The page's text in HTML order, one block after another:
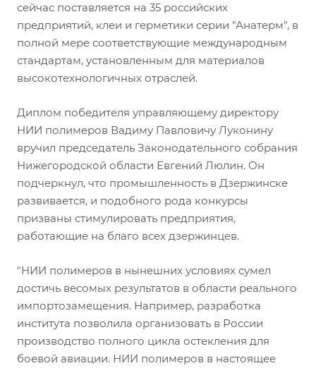
сейчас поставляется на 35 российских
предприятий, клеи и герметики серии "Анатерм", в
полной мере соответствующие международным
стандартам, установленным для материалов
высокотехнологичных отраслей.
Диплом победителя управляющему директору
НИИ полимеров Вадиму Павловичу Луконину
вручил председатель Законодательного собрания
Нижегородской области Евгений Люлин. Он
подчеркнул, что промышленность в Дзержинске
развивается, и подобного рода конкурсы
призваны стимулировать предприятия,
работающие на благо всех дзержинцев.
"НИИ полимеров в нынешних условиях сумел
достичь весомых результатов в области реального
импортозамещения. Например, разработка
института позволила организовать в России
производство полного цикла остекления для
боевой авиации. НИИ полимеров в настоящее